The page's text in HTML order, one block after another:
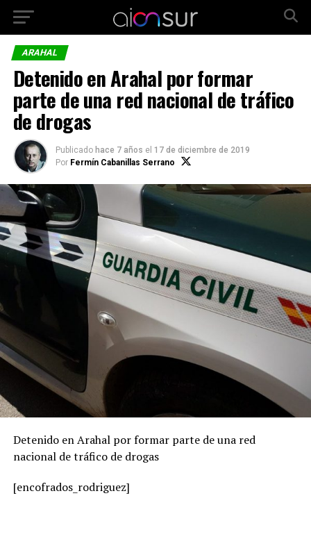
ARAHAL
Detenido en Arahal por formar
parte de una red nacional de tráfico
de drogas
Publicado hace 7 años el 17 de diciembre de 2019
Por Fermín Cabanillas Serrano
Detenido en Arahal por formar parte de una red
nacional de tráfico de drogas
[encofrados_rodriguez]